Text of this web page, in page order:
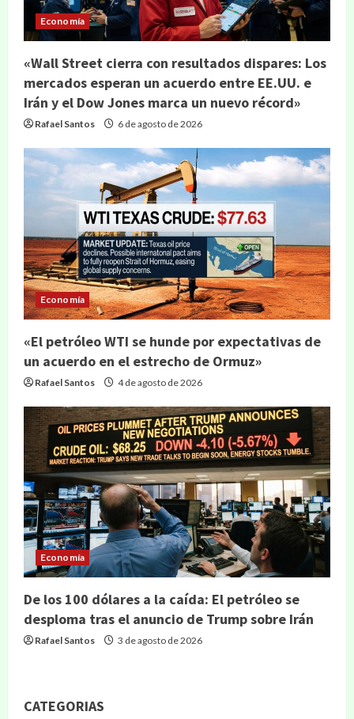
Economía
«Wall Street cierra con resultados dispares: Los
mercados esperan un acuerdo entre EE.UU. e
Irán y el Dow Jones marca un nuevo récord»
Rafael Santos 6 de agosto de 2026
Economía
«El petróleo WTI se hunde por expectativas de
un acuerdo en el estrecho de Ormuz»
Rafael Santos 4 de agosto de 2026
Economía
De los 100 dólares a la caída: El petróleo se
desploma tras el anuncio de Trump sobre Irán
Rafael Santos 3 de agosto de 2026
CATEGORIAS